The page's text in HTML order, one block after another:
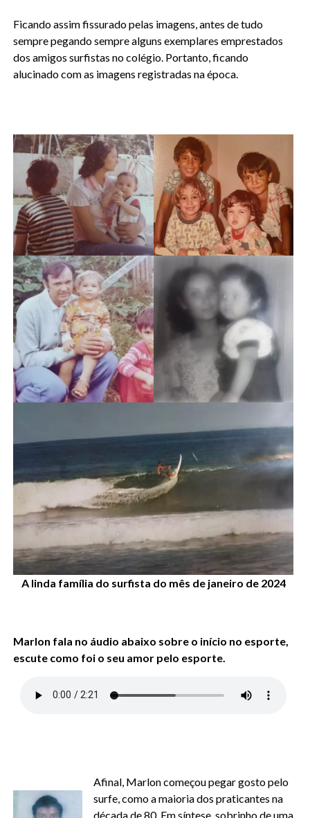
Ficando assim fissurado pelas imagens, antes de tudo
sempre pegando sempre alguns exemplares emprestados
dos amigos surfistas no colégio. Portanto, ficando
alucinado com as imagens registradas na época.
A linda família do surfista do mês de janeiro de 2024
Marlon fala no áudio abaixo sobre o início no esporte,
escute como foi o seu amor pelo esporte.
Afinal, Marlon começou pegar gosto pelo
surfe, como a maioria dos praticantes na
década de 80. Em síntese, sobrinho de uma